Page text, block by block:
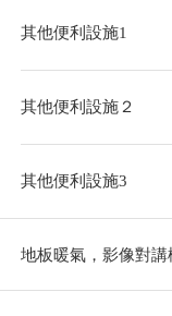
其他便利設施1
其他便利設施２
其他便利設施3
地板暖氣，影像對